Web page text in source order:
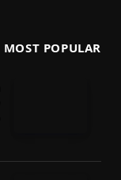
MOST POPULAR